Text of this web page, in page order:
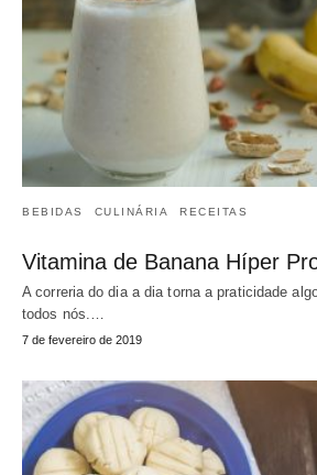
BEBIDAS CULINÁRIA RECEITAS
Vitamina de Banana Híper
A correria do dia a dia torna a praticidade
todos nós.…
7 de fevereiro de 2019